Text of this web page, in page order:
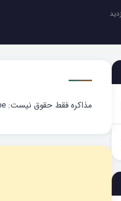
مذاکره فقط حقوق نیست: Scope پروژه، Deadline، تکنولوژی و شرایط کار.